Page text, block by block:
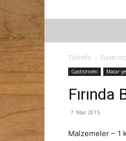
Türkinfo
Gastronomi Macar
7. Mar 2015
Malzemeler – 1